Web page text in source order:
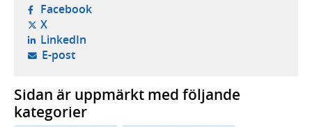
Facebook- öppnas i ny flik, extern webbplats,
X- öppnas i ny flik, extern webbplats,
LinkedIn- öppnas i ny flik, extern webbplats,
E-post- öppnar din e-postklient,
Sidan är uppmärkt med följande
kategorier